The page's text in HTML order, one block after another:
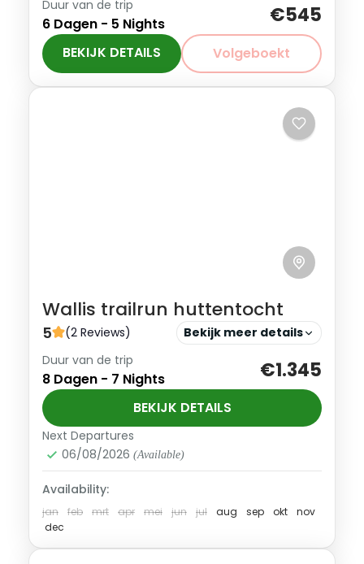
Leren en ervaren wat trailrunning in de
Alpen inhoud tijdens de Dachstein
trailrun week. Samen verkennen we het
Dachstein Massief vanuit een
Oostenrijk
Duur van de trip
6 Dagen - 5 Nights €545
BEKIJK DETAILS Volgeboekt
Wallis trailrun huttentocht
5 (2 Reviews) Bekijk meer details
Wallis trailrun huttentocht, De mooiste
trailrunroute van de Alpen. Natuur en
avontuur. Voor de bucketlist van iedere
trailrunner.
Zwitserland
Trail Pro
1-7 Personen
Duur van de trip
8 Dagen - 7 Nights €1.345
BEKIJK DETAILS
Next Departures
06/08/2026 (Available)
Availability:
jan feb mrt apr mei jun jul aug sep okt
nov
dec